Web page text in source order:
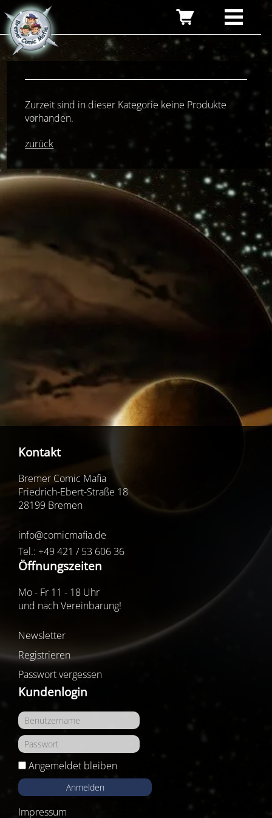
Zurzeit sind in dieser Kategorie keine Produkte
vorhanden.
zurück
Kontakt
Bremer Comic Mafia
Friedrich-Ebert-Straße 18
28199 Bremen
info@comicmafia.de
Tel.: +49 421 / 53 606 36
Öffnungszeiten
Mo - Fr 11 - 18 Uhr
und nach Vereinbarung!
Newsletter
Registrieren
Passwort vergessen
Kundenlogin
Angemeldet bleiben
Anmelden
Impressum